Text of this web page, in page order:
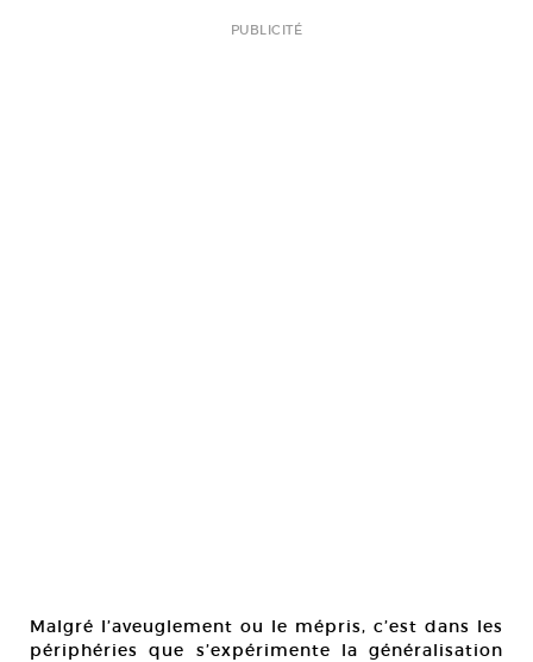
PUBLICITÉ
Malgré l’aveuglement ou le mépris, c’est dans les
périphéries que s’expérimente la généralisation